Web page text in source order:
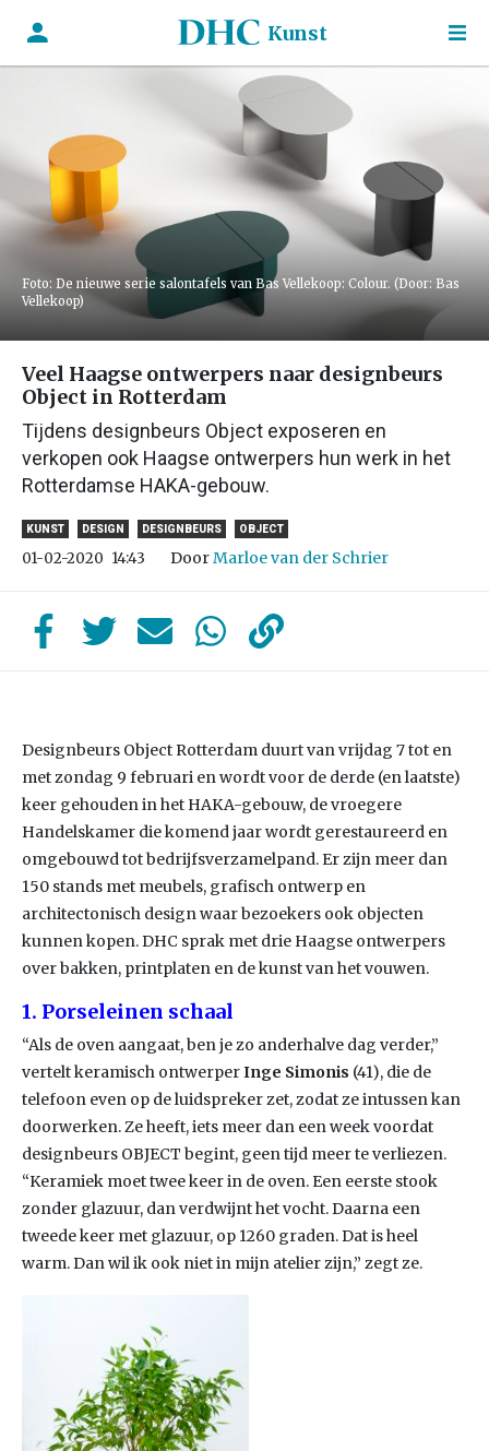
Kunst
Foto: De nieuwe serie salontafels van Bas Vellekoop: Colour. (Door: Bas
Vellekoop)
Veel Haagse ontwerpers naar designbeurs
Object in Rotterdam
Tijdens designbeurs Object exposeren en
verkopen ook Haagse ontwerpers hun werk in het
Rotterdamse HAKA-gebouw.
KUNST DESIGN DESIGNBEURS OBJECT
01-02-2020 14:43 DoorMarloe van der Schrier
Designbeurs Object Rotterdam duurt van vrijdag 7 tot en
met zondag 9 februari en wordt voor de derde (en laatste)
keer gehouden in het HAKA-gebouw, de vroegere
Handelskamer die komend jaar wordt gerestaureerd en
omgebouwd tot bedrijfsverzamelpand. Er zijn meer dan
150 stands met meubels, grafisch ontwerp en
architectonisch design waar bezoekers ook objecten
kunnen kopen. DHC sprak met drie Haagse ontwerpers
over bakken, printplaten en de kunst van het vouwen.
1. Porseleinen schaal
“Als de oven aangaat, ben je zo anderhalve dag verder,”
vertelt keramisch ontwerperInge Simonis (41), die de
telefoon even op de luidspreker zet, zodat ze intussen kan
doorwerken. Ze heeft, iets meer dan een week voordat
designbeurs OBJECT begint, geen tijd meer te verliezen.
“Keramiek moet twee keer in de oven. Een eerste stook
zonder glazuur, dan verdwijnt het vocht. Daarna een
tweede keer met glazuur, op 1260 graden. Dat is heel
warm. Dan wil ik ook niet in mijn atelier zijn,” zegt ze.